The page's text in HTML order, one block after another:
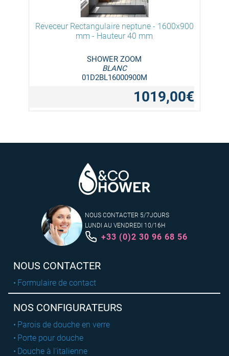
Reveceur Rectangulaire neptune - 1600x900
mm - Hauteur 40 mm
SHOWER ZOOM
BLANC
01D2BL16000900M
1019,00€
NOUS CONTACTER 5/7JOURS
LUNDI AU VENDREDI 10/16H
+33 (0)2 30 96 68 56
NOUS CONTACTER
Formulaire de contact
NOS CONFIGURATEURS
Parois de douche en verre
Porte pour douche
Douche à l'italienne